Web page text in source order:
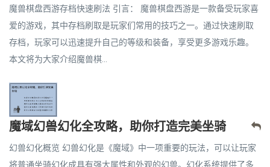
魔兽棋盘西游存档快速刷法 引言： 魔兽棋盘西游是一款备受玩家喜
爱的游戏，其中存档刷取是玩家们常用的技巧之一。通过快速刷取
存档，玩家可以迅速提升自己的等级和装备，享受更多游戏乐趣。
本文将为大家介绍魔兽棋...
魔域幻兽幻化全攻略，助你打造完美坐骑
幻兽幻化概览 幻兽幻化是《魔域》中一项重要的玩法，可以让玩家